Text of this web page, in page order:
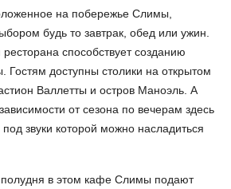
на побережье Слимы,
будь то завтрак, обед или ужин.
способствует созданию
доступны столики на открытом
Валлетты и остров Маноэль. А
от сезона по вечерам здесь
звуки которой можно насладиться
полудня в этом кафе Слимы подают